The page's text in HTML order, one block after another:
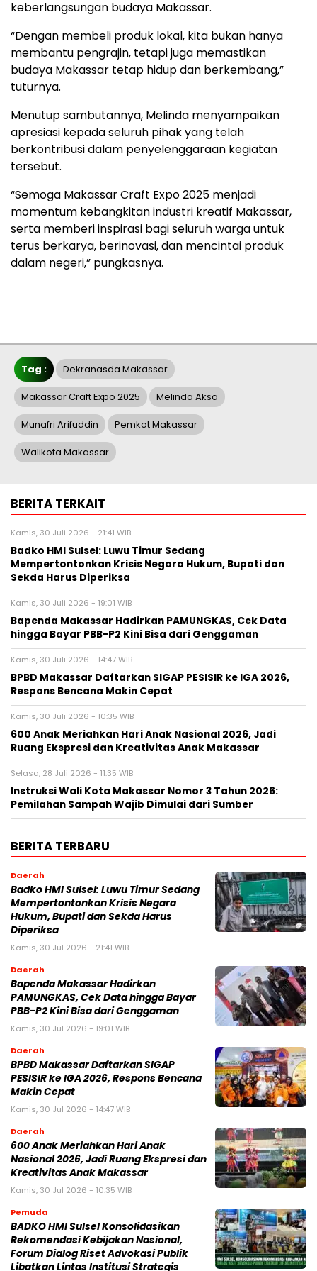
keberlangsungan budaya Makassar.
“Dengan membeli produk lokal, kita bukan hanya
membantu pengrajin, tetapi juga memastikan
budaya Makassar tetap hidup dan berkembang,”
tuturnya.
Menutup sambutannya, Melinda menyampaikan
apresiasi kepada seluruh pihak yang telah
berkontribusi dalam penyelenggaraan kegiatan
tersebut.
“Semoga Makassar Craft Expo 2025 menjadi
momentum kebangkitan industri kreatif Makassar,
serta memberi inspirasi bagi seluruh warga untuk
terus berkarya, berinovasi, dan mencintai produk
dalam negeri,” pungkasnya.
Tag : Dekranasda Makassar
Makassar Craft Expo 2025 Melinda Aksa
Munafri Arifuddin Pemkot Makassar
Walikota Makassar
BERITA TERKAIT
Kamis, 30 Juli 2026 - 21:41 WIB
Badko HMI Sulsel: Luwu Timur Sedang
Mempertontonkan Krisis Negara Hukum, Bupati dan
Sekda Harus Diperiksa
Kamis, 30 Juli 2026 - 19:01 WIB
Bapenda Makassar Hadirkan PAMUNGKAS, Cek Data
hingga Bayar PBB-P2 Kini Bisa dari Genggaman
Kamis, 30 Juli 2026 - 14:47 WIB
BPBD Makassar Daftarkan SIGAP PESISIR ke IGA 2026,
Respons Bencana Makin Cepat
Kamis, 30 Juli 2026 - 10:35 WIB
600 Anak Meriahkan Hari Anak Nasional 2026, Jadi
Ruang Ekspresi dan Kreativitas Anak Makassar
Selasa, 28 Juli 2026 - 11:35 WIB
Instruksi Wali Kota Makassar Nomor 3 Tahun 2026:
Pemilahan Sampah Wajib Dimulai dari Sumber
BERITA TERBARU
Daerah
Badko HMI Sulsel: Luwu Timur Sedang
Mempertontonkan Krisis Negara
Hukum, Bupati dan Sekda Harus
Diperiksa
Kamis, 30 Jul 2026 - 21:41 WIB
Daerah
Bapenda Makassar Hadirkan
PAMUNGKAS, Cek Data hingga Bayar
PBB-P2 Kini Bisa dari Genggaman
Kamis, 30 Jul 2026 - 19:01 WIB
Daerah
BPBD Makassar Daftarkan SIGAP
PESISIR ke IGA 2026, Respons Bencana
Makin Cepat
Kamis, 30 Jul 2026 - 14:47 WIB
Daerah
600 Anak Meriahkan Hari Anak
Nasional 2026, Jadi Ruang Ekspresi dan
Kreativitas Anak Makassar
Kamis, 30 Jul 2026 - 10:35 WIB
Pemuda
BADKO HMI Sulsel Konsolidasikan
Rekomendasi Kebijakan Nasional,
Forum Dialog Riset Advokasi Publik
Libatkan Lintas Institusi Strategis